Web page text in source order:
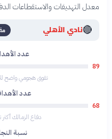
معدل التهديفات والاستقطاعات
🔴نادي الأهلي
عدد
89
تفوق هجومي واضح
عدد
68
دفاع الزمالك
نسبة